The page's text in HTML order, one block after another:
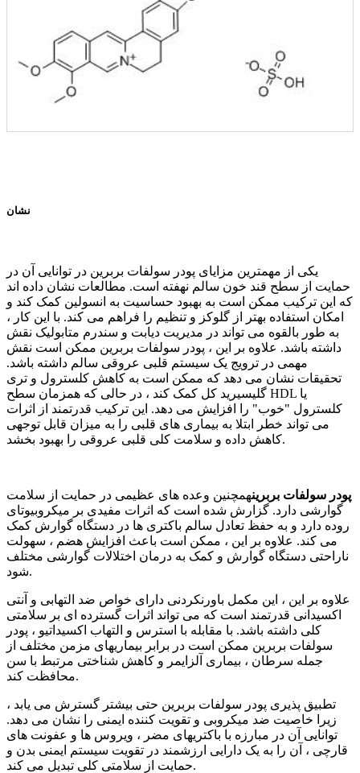
نشان
یکی از مهمترین مزایای پودر سولفات بربرین در توانایی آن در
حمایت از سطح قند خون سالم نهفته است. مطالعات نشان داده اند
که این ترکیب ممکن است به بهبود حساسیت به انسولین کمک کند و
امکان استفاده بهتر از گلوکز و تنظیم را فراهم می کند. با این کار ،
به طور بالقوه می تواند در مدیریت دیابت و سندرم متابولیک نقش
داشته باشد. علاوه بر این ، پودر سولفات بربرین ممکن است نقش
مهمی در ترویج یک سیستم قلبی عروقی سالم داشته باشد.
تحقیقات نشان می دهد که ممکن است به کاهش کلسترول و تری
گلیسیرید کل کمک کند ، در حالی که همزمان سطح HDL یا
کلسترول "خوب" را افزایش می دهد. این ترکیب قدرتمند از اثرات
می تواند خطر ابتلا به بیماری های قلبی را به میزان قابل توجهی
کاهش داده و سلامت کلی قلبی عروقی را بهبود بخشد.
پودر سولفات بربرینهمچنین وعده های عظیمی در حمایت از سلامت
گوارشی دارد. گزارش شده است که اثرات مفیدی بر میکروبیوتای
روده دارد و به حفظ تعادل سالم باکتری ها در دستگاه گوارش کمک
می کند. علاوه بر این ، ممکن است باعث افزایش هضم ، سهولت
ناراحتی دستگاه گوارش و کمک به درمان اختلالات گوارشی مختلف
شود.
علاوه بر این ، این مکمل باورنکردنی دارای خواص ضد التهابی و آنتی
اکسیدانی قدرتمند است که می تواند اثرات گسترده ای بر سلامتی
کلی داشته باشد. با مقابله با استرس و التهاب اکسیداتیو ، پودر
سولفات بربرین ممکن است در برابر بیماریهای مزمن مختلف از
جمله سرطان ، بیماری آلزایمر و کاهش شناختی مرتبط با سن
محافظت کند.
تطبیق پذیری پودر سولفات بربرین حتی بیشتر گسترش می یابد ،
زیرا خاصیت ضد میکروبی و تقویت کننده ایمنی را نشان می دهد.
توانایی آن در مبارزه با باکتریهای مضر ، ویروس ها و عفونت های
قارچی ، آن را به یک دارایی ارزشمند در تقویت سیستم ایمنی بدن و
حمایت از سلامتی کلی تبدیل می کند.